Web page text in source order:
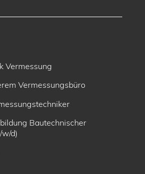
Vermessung
Vermessungsbüro
Bautechnischer
d)